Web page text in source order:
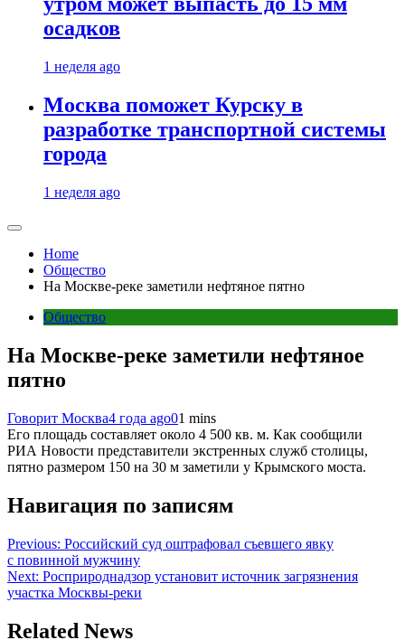
осадков
1 неделя ago
Москва поможет Курску в
разработке транспортной системы
города
1 неделя ago
Home
Общество
На Москве-реке заметили нефтяное пятно
Общество
На Москве-реке заметили нефтяное
пятно
Говорит Москва4 года ago01 mins
Его площадь составляет около 4 500 кв. м. Как сообщили
РИА Новости представители экстренных служб столицы,
пятно размером 150 на 30 м заметили у Крымского моста.
Навигация по записям
Previous: Российский суд оштрафовал съевшего явку
с повинной мужчину
Next: Росприроднадзор установит источник загрязнения
участка Москвы-реки
Related News